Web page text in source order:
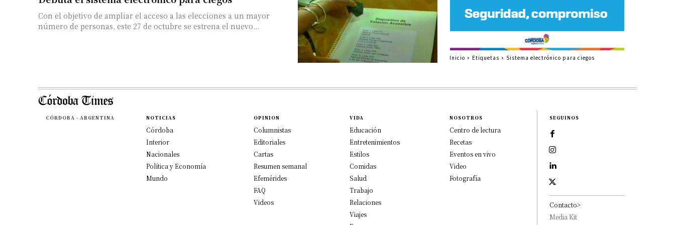
Con el objetivo de ampliar el acceso a las elecciones a un mayor
número de personas, este 27 de octubre se estrena el nuevo...
Inicio Etiquetas Sistema electrónico para ciegos
CÓRDOBA - ARGENTINA NOTICIAS
Córdoba
Interior
Nacionales
Política y Economía
Mundo
OPINION
Columnistas
Editoriales
Cartas
Resumen semanal
Efemérides
FAQ
Videos
VIDA
Educación
Entretenimientos
Estilos
Comidas
Salud
Trabajo
Relaciones
Viajes
NOSOTROS
Centro de lectura
Recetas
Eventos en vivo
Video
Fotografía
SEGUINOS
Contacto>
Media Kit